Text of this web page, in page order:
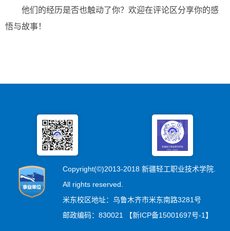
他们的经历是否也触动了你？欢迎在评论区分享你的感
悟与故事！
Copyright(©)2013-2018 新疆轻工职业技术学院.
All rights reserved.
米东校区地址：乌鲁木齐市米东南路3281号
邮政编码：830021 【新ICP备15001697号-1】